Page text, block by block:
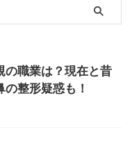
の職業は？現在と昔
整形疑惑も！